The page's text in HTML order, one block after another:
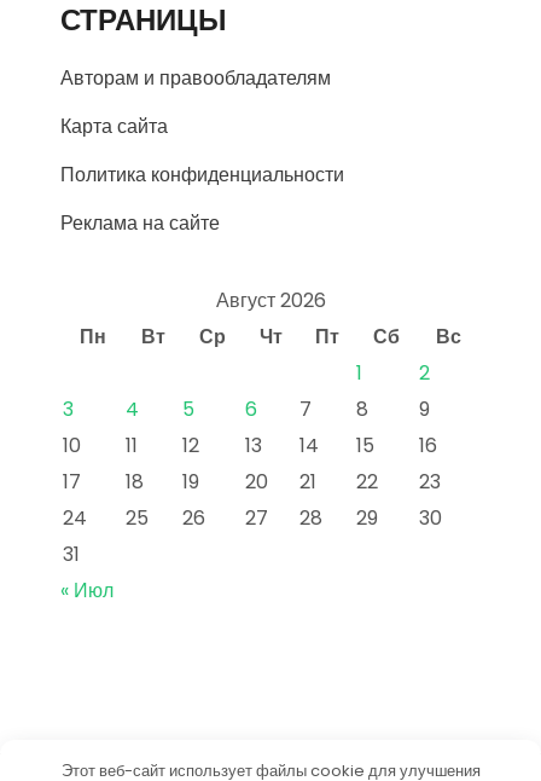
СТРАНИЦЫ
Авторам и правообладателям
Карта сайта
Политика конфиденциальности
Реклама на сайте
Август 2026
Пн
Вт Ср Чт Пт Сб
Вс
1
2
3
4 5 6 7 8
9
10
11 12 13 14 15
16
17
18 19 20 21 22
23
24
25 26 27 28 29
30
31
« Июл
Этот веб-сайт использует файлы cookie для улучшения